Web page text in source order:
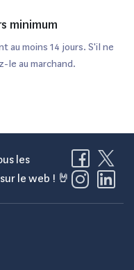
minimum
au moins 14 jours. S'il ne
le au marchand.
les
le web ! 🤘